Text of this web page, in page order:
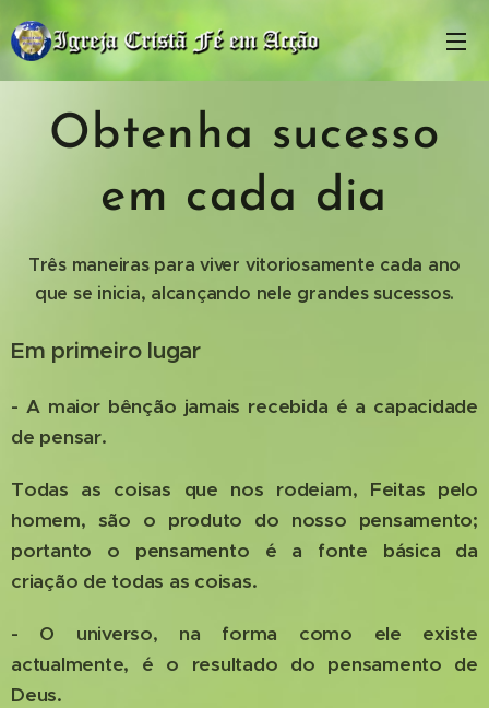
Obtenha sucesso
em cada dia
Três maneiras para viver vitoriosamente cada ano
que se inicia, alcançando nele grandes sucessos.
Em primeiro lugar
- A maior bênção jamais recebida é a capacidade
de pensar.
Todas as coisas que nos rodeiam, Feitas pelo
homem, são o produto do nosso pensamento;
portanto o pensamento é a fonte básica da
criação de todas as coisas.
- O universo, na forma como ele existe
actualmente, é o resultado do pensamento de
Deus.